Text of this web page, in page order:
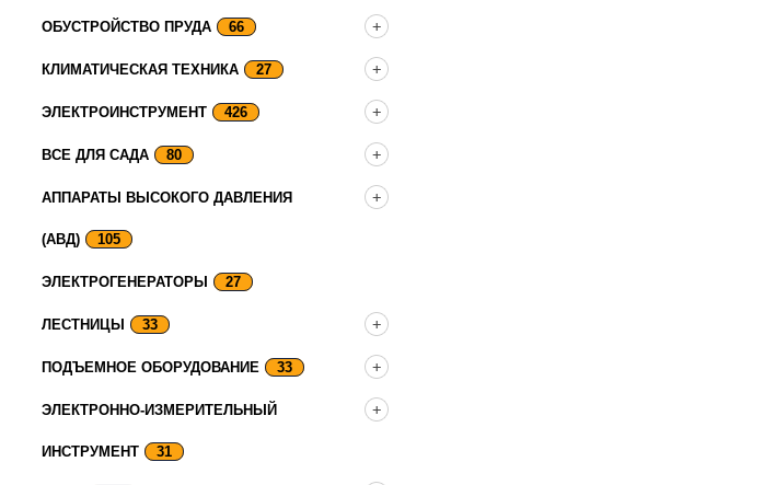
ОБУСТРОЙСТВО ПРУДА 66
КЛИМАТИЧЕСКАЯ ТЕХНИКА 27
ЭЛЕКТРОИНСТРУМЕНТ 426
ВСЕ ДЛЯ САДА 80
АППАРАТЫ ВЫСОКОГО ДАВЛЕНИЯ
(АВД) 105
ЭЛЕКТРОГЕНЕРАТОРЫ 27
ЛЕСТНИЦЫ 33
ПОДЪЕМНОЕ ОБОРУДОВАНИЕ 33
ЭЛЕКТРОННО-ИЗМЕРИТЕЛЬНЫЙ
ИНСТРУМЕНТ 31